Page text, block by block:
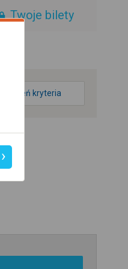
Twoje bilety
zmień kryteria